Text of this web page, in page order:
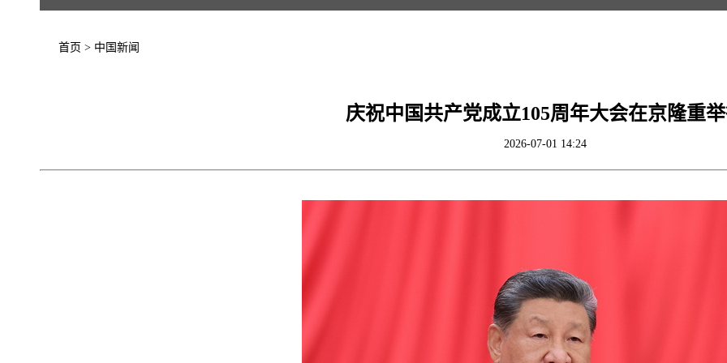
首页 > 中国新闻
庆祝中国共产党成立105周年大会在京隆重
2026-07-01 14:24